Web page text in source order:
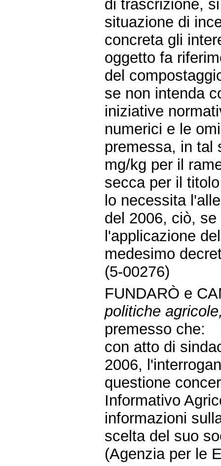
di trascrizione,
situazione di
concreta gli
oggetto fa
del
se non intenda
iniziative
numerici e le
premessa, in tal
mg/kg per il
secca per il
lo necessita
del 2006, ciò,
l'applicazione
medesimo
(5-00276)
FUNDARÒ e
politiche
premesso che:
con atto di
2006,
questione
Informativo
informazioni
scelta del suo
(Agenzia per le